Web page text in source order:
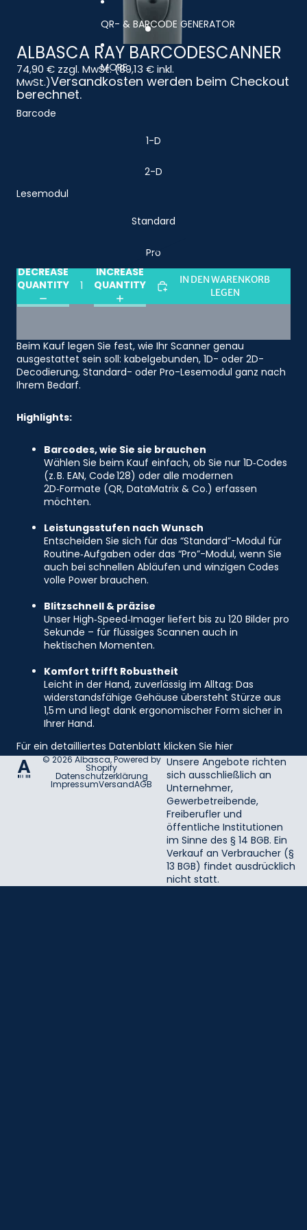
QR- & BARCODE GENERATOR
MORE
ALBASCA RAY BARCODESCANNER
74,90 € zzgl. MwSt. (89,13 € inkl.
MwSt.)Versandkosten werden beim Checkout
berechnet.
Barcode
1-D
2-D
Lesemodul
Standard
Pro
DECREASE
QUANTITY
INCREASE
QUANTITY
IN DEN WARENKORB
LEGEN
Beim Kauf legen Sie fest, wie Ihr Scanner genau
ausgestattet sein soll: kabelgebunden, 1D- oder 2D-
Decodierung, Standard- oder Pro-Lesemodul ganz nach
Ihrem Bedarf.
Highlights:
Barcodes, wie Sie sie brauchen
Wählen Sie beim Kauf einfach, ob Sie nur 1D‑Codes
(z. B. EAN, Code 128) oder alle modernen
2D‑Formate (QR, DataMatrix & Co.) erfassen
möchten.
Leistungsstufen nach Wunsch
Entscheiden Sie sich für das “Standard”-Modul für
Routine‑Aufgaben oder das “Pro”-Modul, wenn Sie
auch bei schnellen Abläufen und winzigen Codes
volle Power brauchen.
Blitzschnell & präzise
Unser High‑Speed‑Imager liefert bis zu 120 Bilder pro
Sekunde – für flüssiges Scannen auch in
hektischen Momenten.
Komfort trifft Robustheit
Leicht in der Hand, zuverlässig im Alltag: Das
widerstandsfähige Gehäuse übersteht Stürze aus
1,5 m und liegt dank ergonomischer Form sicher in
Ihrer Hand.
Für ein detailliertes Datenblatt klicken Sie hier
© 2026Albasca, Powered by
Shopify
Datenschutzerklärung
ImpressumVersandAGB
Unsere Angebote richten
sich ausschließlich an
Unternehmer,
Gewerbetreibende,
Freiberufler und
öffentliche Institutionen
im Sinne des § 14 BGB. Ein
Verkauf an Verbraucher (§
13 BGB) findet ausdrücklich
nicht statt.